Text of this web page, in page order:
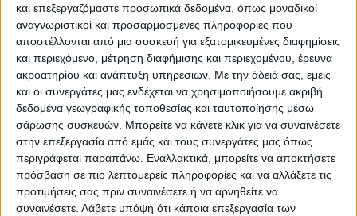
και επεξεργαζόμαστε προσωπικά δεδομένα, όπως μοναδικοί
αναγνωριστικοί και προσαρμοσμένες πληροφορίες που
αποστέλλονται από μια συσκευή για εξατομικευμένες διαφημίσεις
και περιεχόμενο, μέτρηση διαφήμισης και περιεχομένου, έρευνα
ακροατηρίου και ανάπτυξη υπηρεσιών. Με την άδειά σας, εμείς
και οι συνεργάτες μας ενδέχεται να χρησιμοποιήσουμε ακριβή
δεδομένα γεωγραφικής τοποθεσίας και ταυτοποίησης μέσω
σάρωσης συσκευών. Μπορείτε να κάνετε κλικ για να συναινέσετε
στην επεξεργασία από εμάς και τους συνεργάτες μας όπως
περιγράφεται παραπάνω. Εναλλακτικά, μπορείτε να αποκτήσετε
πρόσβαση σε πιο λεπτομερείς πληροφορίες και να αλλάξετε τις
προτιμήσεις σας πριν συναινέσετε ή να αρνηθείτε να
συναινέσετε. Λάβετε υπόψη ότι κάποια επεξεργασία των
αναμνηστικές φωτογραφίες με τις
οικογένειες και τους φίλους τους που ήταν
δίπλα τους σε αυτή την ξεχωριστή στιγμή.